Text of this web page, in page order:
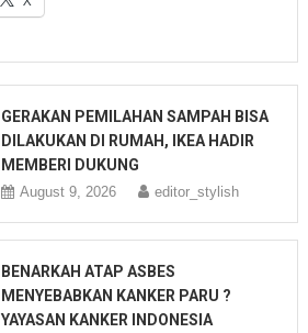
GERAKAN PEMILAHAN SAMPAH BISA
DILAKUKAN DI RUMAH, IKEA HADIR
MEMBERI DUKUNG
August 9, 2026 editor_stylish
BENARKAH ATAP ASBES
MENYEBABKAN KANKER PARU ?
YAYASAN KANKER INDONESIA